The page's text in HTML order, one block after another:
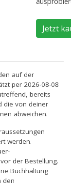
auf der
per 2026-08-08
bereits
die von deiner
abweichen.
werden.
der Bestellung.
Buchhaltung
den